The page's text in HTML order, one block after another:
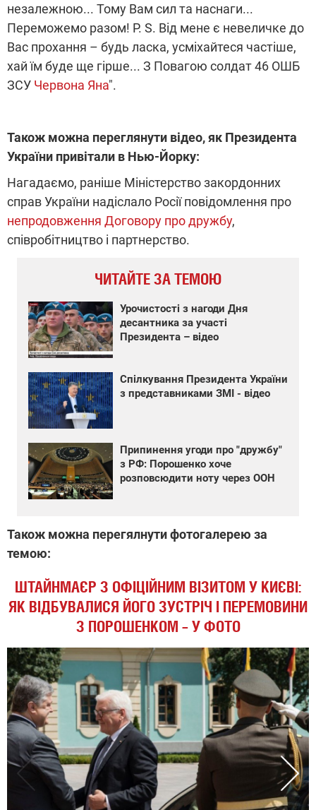
незалежною... Тому Вам сил та наснаги...
Переможемо разом! P. S. Від мене є невеличке до
Вас прохання – будь ласка, усміхайтеся частіше,
хай їм буде ще гірше... З Повагою солдат 46 ОШБ
ЗСУ Червона Яна".
Також можна переглянути відео, як Президента
України привітали в Нью-Йорку:
Нагадаємо, раніше Міністерство закордонних
справ України надіслало Росії повідомлення про
непродовження Договору про дружбу,
співробітництво і партнерство.
ЧИТАЙТЕ ЗА ТЕМОЮ
Урочистості з нагоди Дня
десантника за участі
Президента – відео
Спілкування Президента України
з представниками ЗМІ - відео
Припинення угоди про "дружбу"
з РФ: Порошенко хоче
розповсюдити ноту через ООН
Також можна перегялнути фотогалерею за
темою:
ШТАЙНМАЄР З ОФІЦІЙНИМ ВІЗИТОМ У КИЄВІ:
ЯК ВІДБУВАЛИСЯ ЙОГО ЗУСТРІЧ І ПЕРЕМОВИНИ
З ПОРОШЕНКОМ – У ФОТО